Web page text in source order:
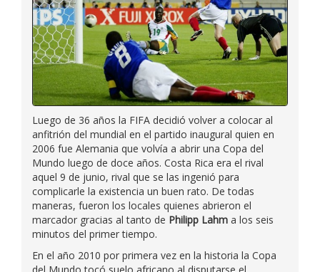
Luego de 36 años la FIFA decidió volver a colocar al
anfitrión del mundial en el partido inaugural quien en
2006 fue Alemania que volvía a abrir una Copa del
Mundo luego de doce años. Costa Rica era el rival
aquel 9 de junio, rival que se las ingenió para
complicarle la existencia un buen rato. De todas
maneras, fueron los locales quienes abrieron el
marcador gracias al tanto de Philipp Lahm a los seis
minutos del primer tiempo.
En el año 2010 por primera vez en la historia la Copa